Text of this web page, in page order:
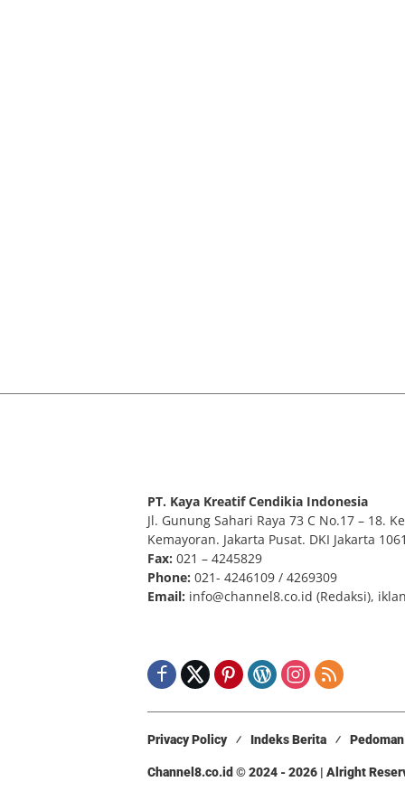
PT. Kaya Kreatif Cendikia Indonesia
Jl. Gunung Sahari Raya 73 C No.17 – 18.
Kemayoran. Jakarta Pusat. DKI Jakarta
Fax: 021 – 4245829
Phone: 021- 4246109 / 4269309
Email: info@channel8.co.id (Redaksi),
Privacy Policy Indeks Berita
Channel8.co.id © 2024 - 2026 | Alright